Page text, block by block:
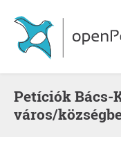
Petíciók Bács-Kiskun vármegye
város/